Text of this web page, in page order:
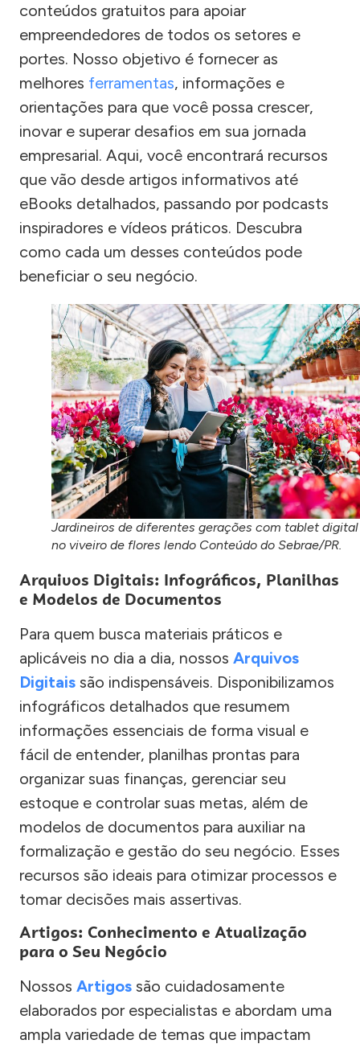
conteúdos gratuitos para apoiar
empreendedores de todos os setores e
portes. Nosso objetivo é fornecer as
melhores ferramentas, informações e
orientações para que você possa crescer,
inovar e superar desafios em sua jornada
empresarial. Aqui, você encontrará recursos
que vão desde artigos informativos até
eBooks detalhados, passando por podcasts
inspiradores e vídeos práticos. Descubra
como cada um desses conteúdos pode
beneficiar o seu negócio.
Jardineiros de diferentes gerações com tablet digital
no viveiro de flores lendo Conteúdo do Sebrae/PR.
Arquivos Digitais: Infográficos, Planilhas
e Modelos de Documentos
Para quem busca materiais práticos e
aplicáveis no dia a dia, nossos Arquivos
Digitais são indispensáveis. Disponibilizamos
infográficos detalhados que resumem
informações essenciais de forma visual e
fácil de entender, planilhas prontas para
organizar suas finanças, gerenciar seu
estoque e controlar suas metas, além de
modelos de documentos para auxiliar na
formalização e gestão do seu negócio. Esses
recursos são ideais para otimizar processos e
tomar decisões mais assertivas.
Artigos: Conhecimento e Atualização
para o Seu Negócio
Nossos Artigos são cuidadosamente
elaborados por especialistas e abordam uma
ampla variedade de temas que impactam